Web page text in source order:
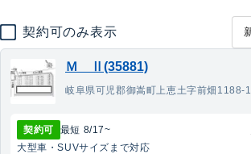
契約可のみ表示
Ｍ Ⅱ(35881)
岐阜県可児郡御嵩町上恵土字前畑1188-1
契約可 最短 8/17~
大型車・SUVサイズまで対応